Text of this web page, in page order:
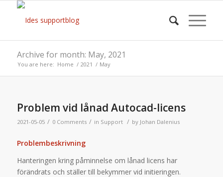
Archive for month: May, 2021
You are here: Home / 2021 / May
Problem vid lånad Autocad-licens
2021-05-05 / 0 Comments / in Support / by Johan Dalenius
Problembeskrivning
Hanteringen kring påminnelse om lånad licens har
förändrats och ställer till bekymmer vid initieringen.